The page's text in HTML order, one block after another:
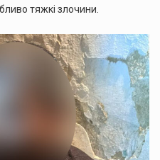
тяжкі злочини.